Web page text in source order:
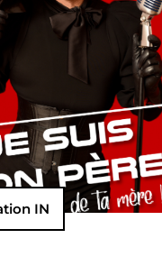
IN